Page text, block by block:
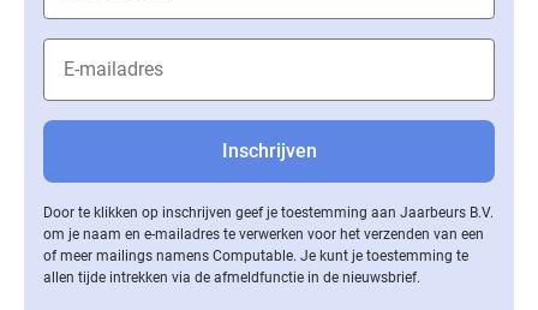
Door te klikken op inschrijven geef je toestemming aan Jaarbeurs B.V.
om je naam en e-mailadres te verwerken voor het verzenden van een
of meer mailings namens Computable. Je kunt je toestemming te
allen tijde intrekken via de af­meld­func­tie in de nieuwsbrief.